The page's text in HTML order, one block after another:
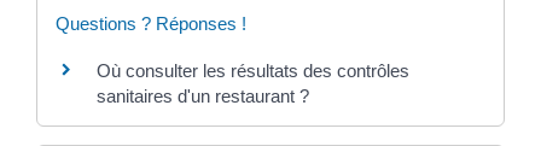
Questions ? Réponses !
Où consulter les résultats des contrôles
sanitaires d'un restaurant ?